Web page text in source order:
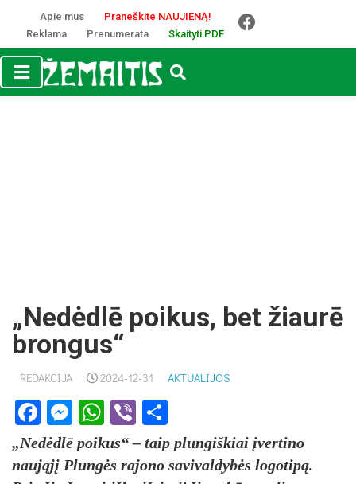
Apie mus
Praneškite NAUJIENĄ!
Reklama
Prenumerata Skaityti PDF
„Nedėdlē poikus, bet žiaurē
brongus“
REDAKCIJA 2024-12-31 AKTUALIJOS
Facebook
Messenger
WhatsApp
Viber
„Nedėdlē poikus“ – taip plungiškiai įvertino
naująjį Plungės rajono savivaldybės logotipą.